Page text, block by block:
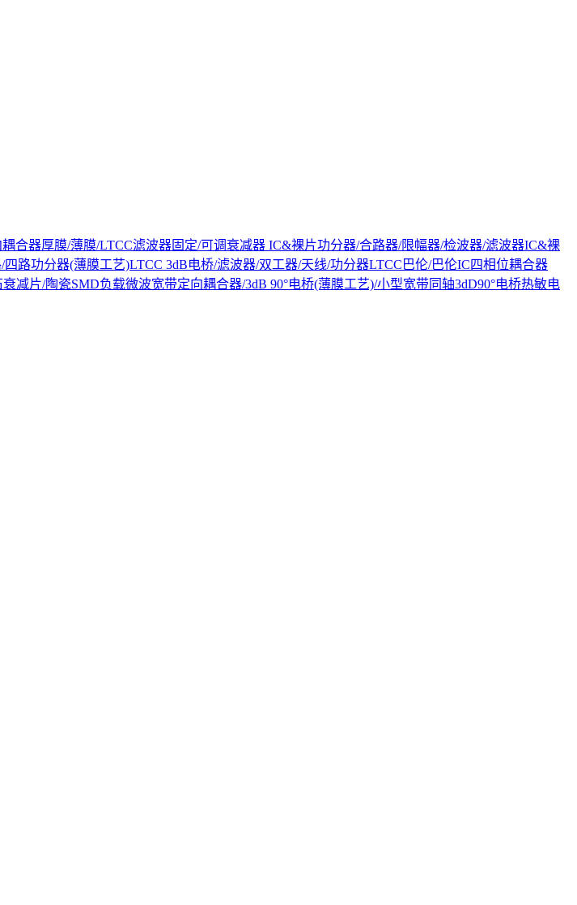
耦合器厚膜/薄膜/LTCC滤波器固定/可调衰减器 IC&裸片功分器/合路器/限幅器/检波器/滤波器IC&裸
四路功分器(薄膜工艺)LTCC 3dB电桥/滤波器/双工器/天线/功分器LTCC巴伦/巴伦IC四相位耦合器
减片/陶瓷SMD负载微波宽带定向耦合器/3dB 90°电桥(薄膜工艺)/小型宽带同轴3dD90°电桥热敏电